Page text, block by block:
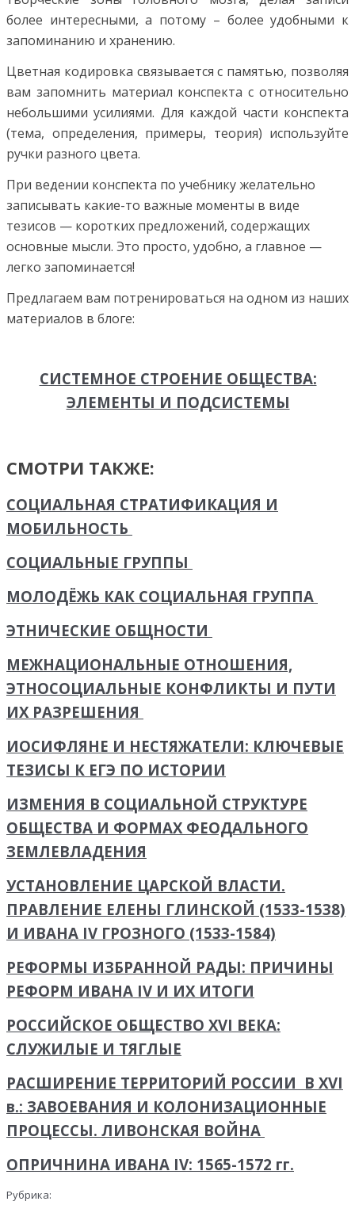
более интересными, а потому – более удобными к
запоминанию и хранению.
Цветная кодировка связывается с памятью, позволяя
вам запомнить материал конспекта с относительно
небольшими усилиями. Для каждой части конспекта
(тема, определения, примеры, теория) используйте
ручки разного цвета.
При ведении конспекта по учебнику желательно
записывать какие-то важные моменты в виде
тезисов — коротких предложений, содержащих
основные мысли. Это просто, удобно, а главное —
легко запоминается!
Предлагаем вам потренироваться на одном из наших
материалов в блоге:
СИСТЕМНОЕ СТРОЕНИЕ ОБЩЕСТВА:
ЭЛЕМЕНТЫ И ПОДСИСТЕМЫ
СМОТРИ ТАКЖЕ:
СОЦИАЛЬНАЯ СТРАТИФИКАЦИЯ И
МОБИЛЬНОСТЬ
СОЦИАЛЬНЫЕ ГРУППЫ
МОЛОДЁЖЬ КАК СОЦИАЛЬНАЯ ГРУППА
ЭТНИЧЕСКИЕ ОБЩНОСТИ
МЕЖНАЦИОНАЛЬНЫЕ ОТНОШЕНИЯ,
ЭТНОСОЦИАЛЬНЫЕ КОНФЛИКТЫ И ПУТИ
ИХ РАЗРЕШЕНИЯ
ИОСИФЛЯНЕ И НЕСТЯЖАТЕЛИ: КЛЮЧЕВЫЕ
ТЕЗИСЫ К ЕГЭ ПО ИСТОРИИ
ИЗМЕНИЯ В СОЦИАЛЬНОЙ СТРУКТУРЕ
ОБЩЕСТВА И ФОРМАХ ФЕОДАЛЬНОГО
ЗЕМЛЕВЛАДЕНИЯ
УСТАНОВЛЕНИЕ ЦАРСКОЙ ВЛАСТИ.
ПРАВЛЕНИЕ ЕЛЕНЫ ГЛИНСКОЙ (1533-1538)
И ИВАНА IV ГРОЗНОГО (1533-1584)
РЕФОРМЫ ИЗБРАННОЙ РАДЫ: ПРИЧИНЫ
РЕФОРМ ИВАНА IV И ИХ ИТОГИ
РОССИЙСКОЕ ОБЩЕСТВО XVI ВЕКА:
СЛУЖИЛЫЕ И ТЯГЛЫЕ
РАСШИРЕНИЕ ТЕРРИТОРИЙ РОССИИ В XVI
в.: ЗАВОЕВАНИЯ И КОЛОНИЗАЦИОННЫЕ
ПРОЦЕССЫ. ЛИВОНСКАЯ ВОЙНА
ОПРИЧНИНА ИВАНА IV: 1565-1572 гг.
Рубрика: